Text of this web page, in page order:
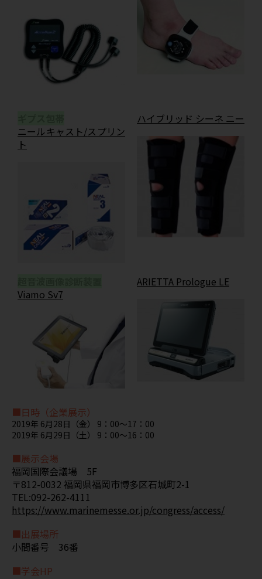
ニールキャスト/スプリン
ト
ハイブリッド シーネ ニー
Viamo Sv7
ARIETTA Prologue LE
■日時（企業展示）
2019年 6月28日（金） 9：00～17：00
2019年 6月29日（土） 9：00～16：00
■展示会場
福岡国際会議場 5F
〒812-0032 福岡県福岡市博多区石城町2-1
TEL:092-262-4111
https://www.marinemesse.or.jp/congress/access/
■出展場所
小間番号 36番
■学会HP